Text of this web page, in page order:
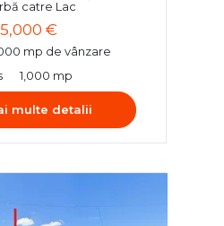
catre Lac
€
mp de vânzare
1,000 mp
multe detalii